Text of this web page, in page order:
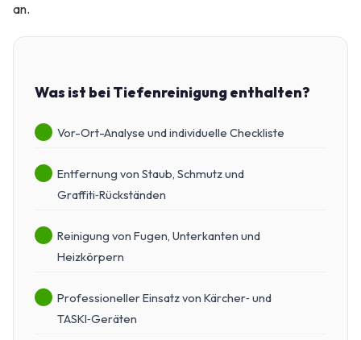
an.
Was ist bei Tiefenreinigung enthalten?
Vor-Ort-Analyse und individuelle Checkliste
Entfernung von Staub, Schmutz und
Graffiti‑Rückständen
Reinigung von Fugen, Unterkanten und
Heizkörpern
Professioneller Einsatz von Kärcher‑ und
TASKI‑Geräten